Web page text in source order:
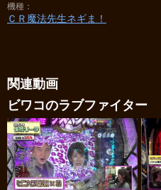
機種
ＣＲ魔法先生ネギま！
関連動画
ビワコのラブファイター